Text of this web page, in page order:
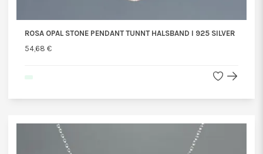
ROSA OPAL STONE PENDANT TUNNT HALSBAND I 925 SILVER
54,68 €